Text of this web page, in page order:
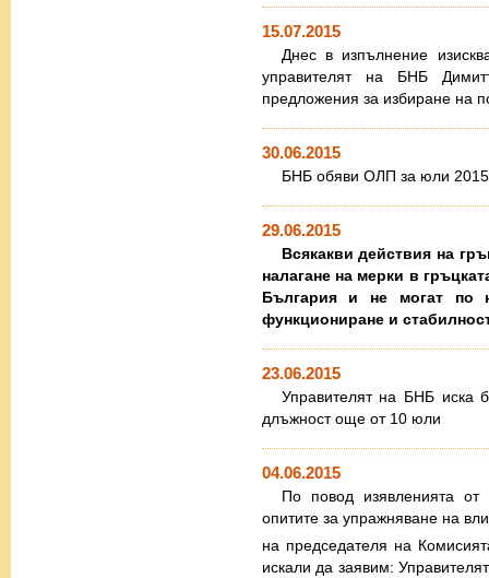
15.07.2015
Днес в изпълнение
управителят на БНБ
предложения за избиране на
30.06.2015
БНБ обяви ОЛП за юли 2015
29.06.2015
Всякакви действия на
налагане на мерки в
България и не могат по
функциониране и
23.06.2015
Управителят на БНБ иска
длъжност още от 10 юли
04.06.2015
По повод изявленията
опитите за упражняване на
на председателя на
искали да заявим: